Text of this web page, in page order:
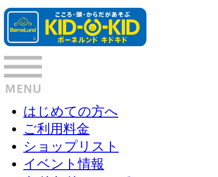
はじめての方へ
ご利用料金
ショップリスト
イベント情報